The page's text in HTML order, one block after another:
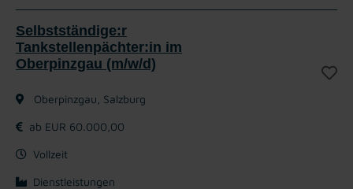
Selbstständige:r
Tankstellenpächter:in im
Oberpinzgau (m/w/d)
Oberpinzgau, Salzburg
ab EUR 60.000,00
Vollzeit
Dienstleistungen